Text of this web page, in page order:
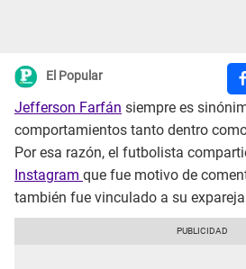
El Popular
Jefferson Farfán siempre es
comportamientos tanto dentro
Por esa razón, el futbolista
Instagram que fue motivo de
también fue vinculado a su expareja